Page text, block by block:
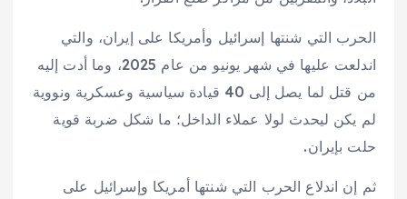
الحرب التي شنتها إسرائيل وأمريكا على إيران، والتي
اندلعت عليها في شهر يونيو من عام 2025، وما أدت إليه
من قتل لما يصل إلى 40 قيادة سياسية وعسكرية ونووية
لم يكن ليحدث لولا عملاء الداخل؛ ما شكل ضربة قوية
حلت بإيران.
ثم إن اندلاع الحرب التي شنتها أمريكا وإسرائيل على